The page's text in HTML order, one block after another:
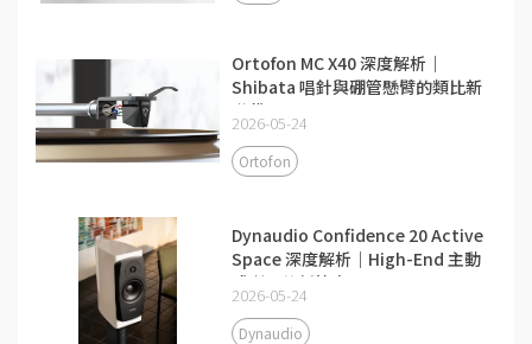
Ortofon MC X40 深度解析｜
Shibata 唱針與硼管懸臂的類比新
世代
2026-05-24
Ortofon
Dynaudio Confidence 20 Active
Space 深度解析｜High-End 主動
式喇叭的新答案
2026-05-24
Dynaudio